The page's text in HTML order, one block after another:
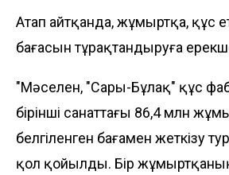
Атап айтқанда, жұмыртқа, құс
бағасын тұрақтандыруға ерекше
"Мәселен, "Сары-Бұлақ" құс
бірінші санаттағы 86,4 млн
белгіленген бағамен жеткізу
қол қойылды. Бір